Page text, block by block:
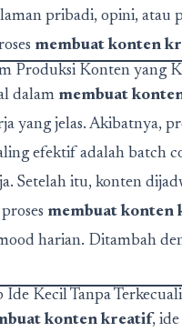
pribadi, opini,
membuat konten
Produksi Konten yang
dalam membuat
yang jelas. Akibatnya,
efektif adalah batch
Setelah itu, konten
membuat konten
harian. Ditambah
Kecil Tanpa Terkecuali
konten kreatif,